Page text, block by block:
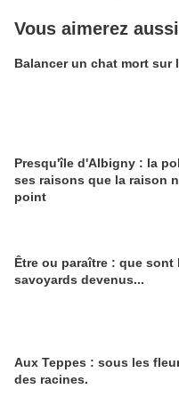
Vous aimerez aussi
Balancer un chat mort sur
Presqu'île d'Albigny : la
ses raisons que la raison
point
Être ou paraître : que sont
savoyards devenus...
Aux Teppes : sous les
des racines.